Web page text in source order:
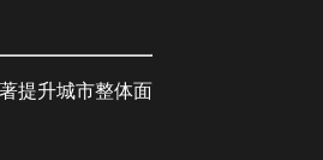
提升城市整体面